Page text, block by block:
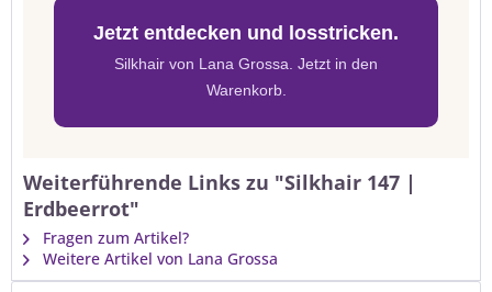
Jetzt entdecken und losstricken.
Silkhair von Lana Grossa. Jetzt in den
Warenkorb.
Weiterführende Links zu "Silkhair 147 |
Erdbeerrot"
Fragen zum Artikel?
Weitere Artikel von Lana Grossa